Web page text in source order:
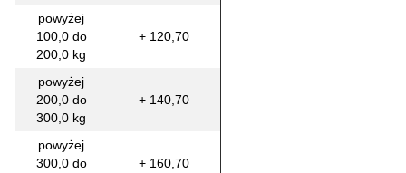
powyżej
100,0 do
200,0 kg
+ 120,70
powyżej
200,0 do
300,0 kg
+ 140,70
powyżej
300,0 do
+ 160,70